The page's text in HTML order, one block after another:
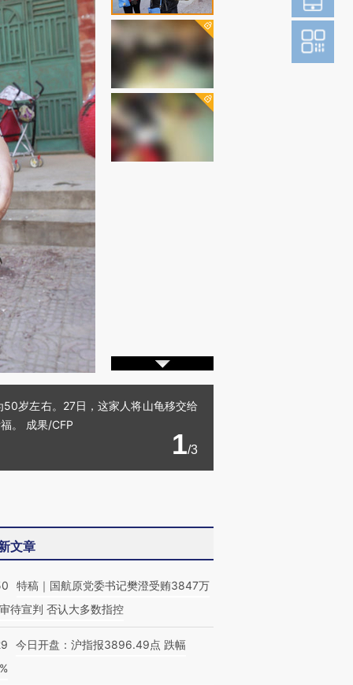
岁左右。27日，这家人将山龟移交给
。 成果/CFP
1/3
文章
特稿｜国航原党委书记樊澄受贿3847万
待宣判 否认大多数指控
今日开盘：沪指报3896.49点 跌幅